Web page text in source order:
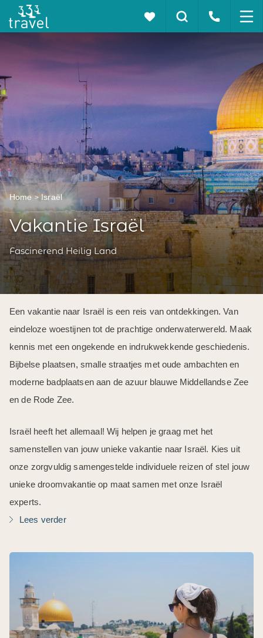
Home Israël
Vakantie Israël
Fascinerend Heilig Land
Een vakantie naar Israël is een reis van ontdekkingen. Van
eindeloze woestijnen tot de prachtige onderwaterwereld. Maak
kennis met een ongekende en indrukwekkende geschiedenis.
Bijbelse plaatsen, smalle straatjes met oude ambachten en
moderne badplaatsen aan de azuur blauwe Middellandse Zee
en de Rode Zee.
Israël heeft het allemaal! Wij helpen je graag met het
samenstellen van jouw unieke vakantie naar Israël. Kies uit
onze zorgvuldig samengestelde individuele reizen of stel jouw
unieke droomvakantie op maat samen met onze Israël
experts.
Lees verder